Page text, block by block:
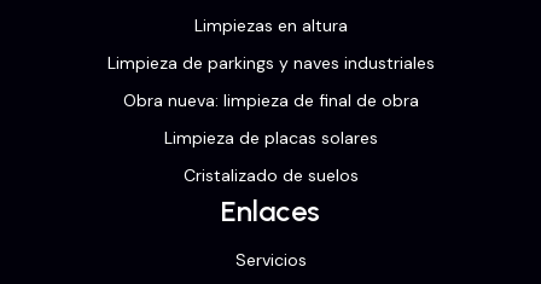
Limpiezas en altura
Limpieza de parkings y naves industriales
Obra nueva: limpieza de final de obra
Limpieza de placas solares
Cristalizado de suelos
Enlaces
Servicios